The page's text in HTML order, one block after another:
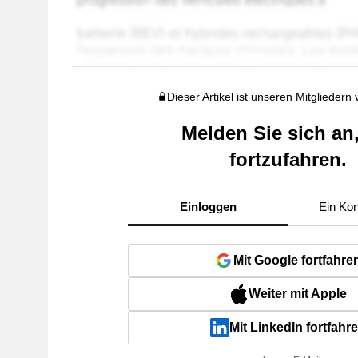
Dieser Artikel ist unseren Mitgliedern
Melden Sie sich
fortzufahren.
Einloggen Ein
Mit Google
Weiter mit Apple
Mit LinkedIn